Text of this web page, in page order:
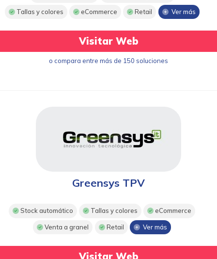
Tallas y colores eCommerce Retail Ver más
Visitar Web
o compara entre más de 150 soluciones
Greensys TPV
Stock automático Tallas y colores eCommerce
Venta a granel Retail Ver más
Visitar Web